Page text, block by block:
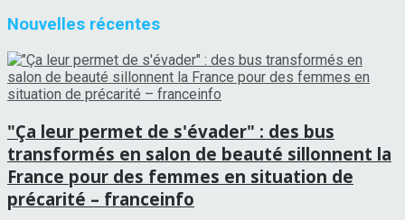
Nouvelles récentes
"Ça leur permet de s'évader" : des bus
transformés en salon de beauté sillonnent la
France pour des femmes en situation de
précarité – franceinfo